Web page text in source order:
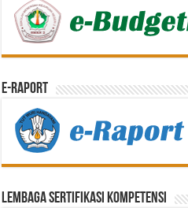
E-Raport
Lembaga Sertifikasi Kompetensi